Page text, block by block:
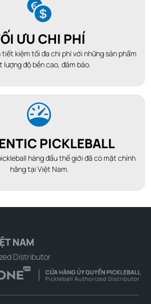
ƯU CHI PHÍ
kiệm tối đa chi phí với những sản phẩm
lượng độ bền cao, đảm bảo.
PICKLEBALL
hàng đầu thế giới đã có mặt chính
hãng tại Việt Nam.
NAM
Distributor